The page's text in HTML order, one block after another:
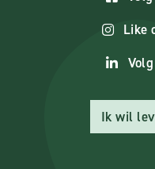
Like
Ik wil